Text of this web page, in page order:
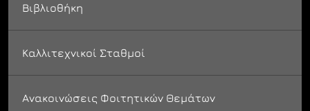
Βιβλιοθήκη
Καλλιτεχνικοί Σταθμοί
Ανακοινώσεις Φοιτητικών Θεμάτων